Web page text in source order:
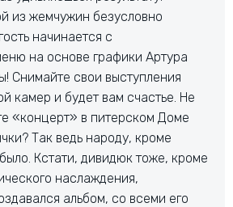
из жемчужин безусловно
начинается с
на основе графики Артура
Снимайте свои выступления
камер и будет вам счастье. Не
«концерт» в питерском Доме
Так ведь народу, кроме
Кстати, дивидюк тоже, кроме
наслаждения,
альбом, со всеми его